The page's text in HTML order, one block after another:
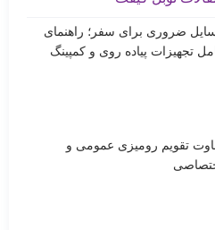
ضروری برای سفر؛ راهنمای
تجهیزات پیاده روی و کمپینگ
تقویم رومیزی عمومی و